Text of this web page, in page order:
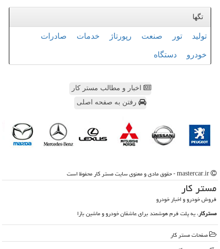
تگها
تولید تور صنعت رپورتاژ خدمات صادرات
خودرو دستگاه
اخبار و مطالب مستر کار
رفتن به صفحه اصلی
مستر كار
فروش خودرو و اخبار خودرو
مسترکار، یه پلت فرم هوشمند برای عاشقان خودرو و ماشین بازا
صفحات مستر كار